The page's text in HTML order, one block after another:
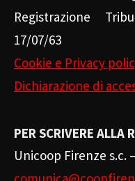
Registrazione
17/07/63
Cookie e Privacy
Dichiarazione di
PER SCRIVERE ALLA
Unicoop Firenze s.c.